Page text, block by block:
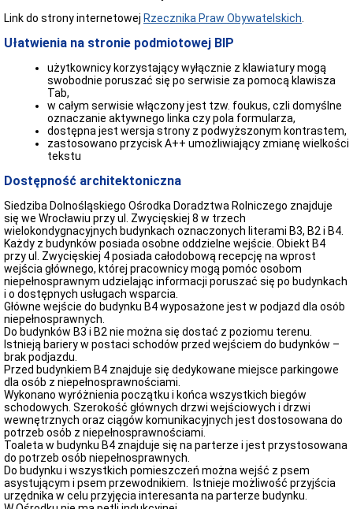
Link do strony internetowej Rzecznika Praw Obywatelskich
Ułatwienia na stronie podmiotowej BIP
użytkownicy korzystający wyłącznie z klawiatury mogą
swobodnie poruszać się po serwisie za pomocą klawisza
Tab,
w całym serwisie włączony jest tzw. foukus, czli domyślne
oznaczanie aktywnego linka czy pola formularza,
dostępna jest wersja strony z podwyższonym kontrastem,
zastosowano przycisk A++ umożliwiający zmianę wielkości
tekstu
Dostępność architektoniczna
Siedziba Dolnośląskiego Ośrodka Doradztwa Rolniczego znajduje
się we Wrocławiu przy ul. Zwycięskiej 8 w trzech
wielokondygnacyjnych budynkach oznaczonych literami B3, B2 i B4.
Każdy z budynków posiada osobne oddzielne wejście. Obiekt B4
przy ul. Zwycięskiej 4 posiada całodobową recepcję na wprost
wejścia głównego, której pracownicy mogą pomóc osobom
niepełnosprawnym udzielając informacji poruszać się po budynkach
i o dostępnych usługach wsparcia.
Główne wejście do budynku B4 wyposażone jest w podjazd dla osób
niepełnosprawnych.
Do budynków B3 i B2 nie można się dostać z poziomu terenu.
Istnieją bariery w postaci schodów przed wejściem do budynków –
brak podjazdu.
Przed budynkiem B4 znajduje się dedykowane miejsce parkingowe
dla osób z niepełnosprawnościami.
Wykonano wyróżnienia początku i końca wszystkich biegów
schodowych. Szerokość głównych drzwi wejściowych i drzwi
wewnętrznych oraz ciągów komunikacyjnych jest dostosowana do
potrzeb osób z niepełnosprawnościami.
Toaleta w budynku B4 znajduje się na parterze i jest przystosowana
do potrzeb osób niepełnosprawnych.
Do budynku i wszystkich pomieszczeń można wejść z psem
asystującym i psem przewodnikiem. Istnieje możliwość przyjścia
urzędnika w celu przyjęcia interesanta na parterze budynku.